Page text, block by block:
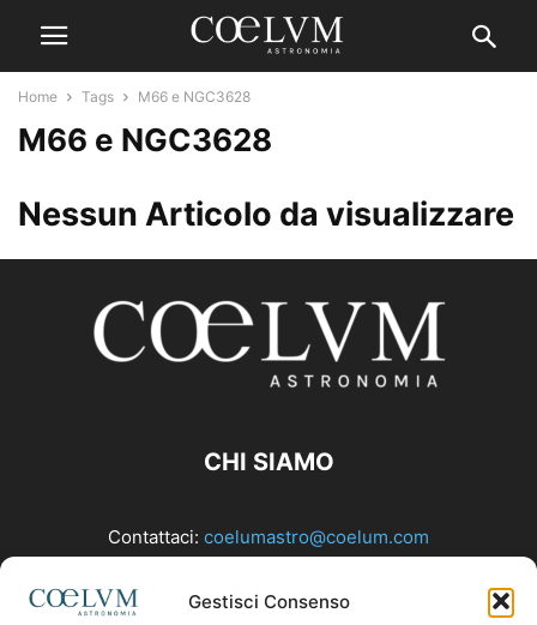
Gestisci Consenso
Home Tags M66 e NGC3628
M66 e NGC3628
Nessun Articolo da visualizzare
CHI SIAMO
Contattaci: coelumastro@coelum.com
SEGUICI